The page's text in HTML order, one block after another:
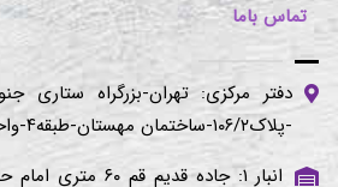
تماس باما
دفتر مرکزی: تهران-بزرگراه ستاری
-پلاک۱۰۶/۲-ساختمان مهستان-طبقه۴-واحد ۱۶
انبار ۱: جاده قدیم